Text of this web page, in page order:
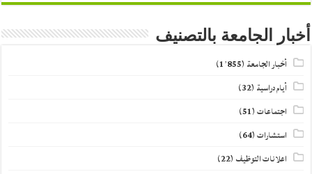
أخبار الجامعة بالتصنيف
أخبار الجامعة (1٬855)
أيام دراسية (32)
اجتماعات(51)
استشارات(64)
اعلانات التوظيف (22)